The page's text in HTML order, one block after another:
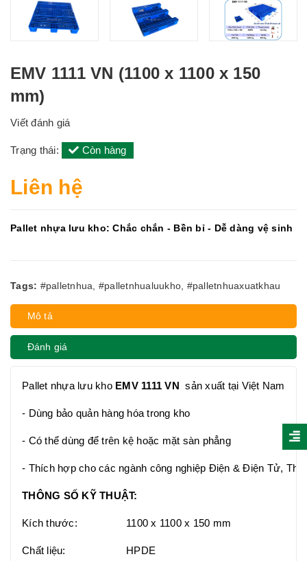
EMV 1111 VN (1100 x 1100 x 150
mm)
Viết đánh giá
Trạng thái: Còn hàng
Liên hệ
Pallet nhựa lưu kho: Chắc chắn - Bền bỉ - Dễ dàng vệ sinh
Tags: #palletnhua #palletnhualuukho #palletnhuaxuatkhau
Mô tả
Đánh giá
Pallet nhựa lưu kho EMV 1111 VN sản xuất tại Việt Nam
- Dùng bảo quản hàng hóa trong kho
- Có thể dùng để trên kệ hoặc mặt sàn phẳng
- Thích hợp cho các ngành công nghiệp Điện & Điện Tử,
THÔNG SỐ KỸ THUẬT:
Kích thước: 1100 x 1100 x 150 mm
Chất liệu: HPDE